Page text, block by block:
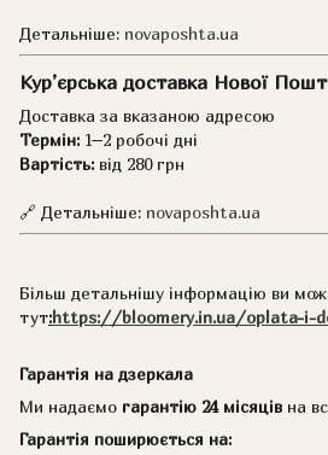
Детальніше: novaposhta.ua
Кур’єрська доставка Нової
Доставка за вказаною адресою
Термін: 1–2 робочі дні
Вартість: від 280 грн
🔗 Детальніше: novaposhta.ua
Більш детальнішу інформацію ви
тут:https://bloomery.in.ua/oplata-i-
Гарантія на дзеркала
Ми надаємо гарантію 24 місяців на
Гарантія поширюється на: